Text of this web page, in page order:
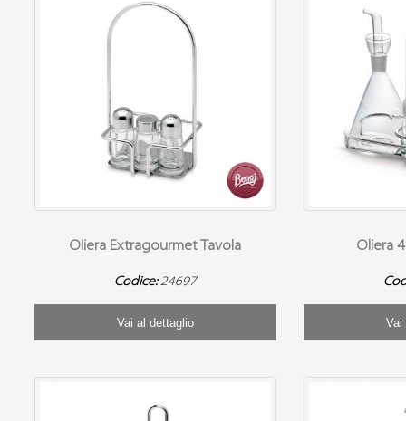
Oliera Extragourmet Tavola
Codice:24697
Vai al dettaglio
Oliera
Vai